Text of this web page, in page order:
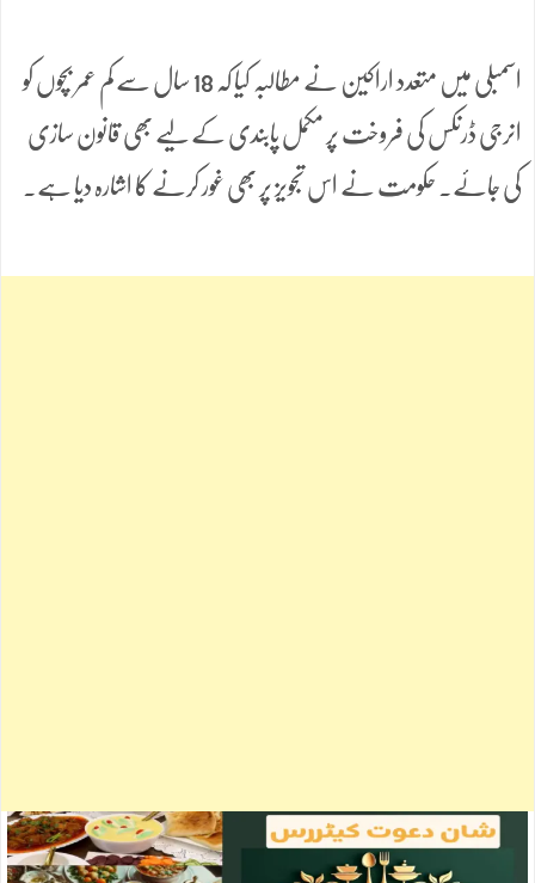
اسمبلی میں متعدد اراکین نے مطالبہ کیا کہ 18 سال سے کم عمر بچوں کو
انرجی ڈرنکس کی فروخت پر مکمل پابندی کے لیے بھی قانون سازی
کی جائے۔ حکومت نے اس تجویز پر بھی غور کرنے کا اشارہ دیا ہے۔